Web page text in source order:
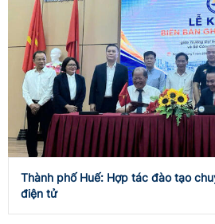
Thành phố Huế: Hợp tác đào tạo
điện tử